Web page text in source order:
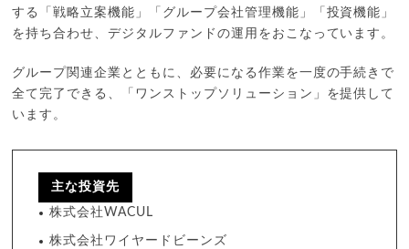
する「戦略立案機能」「グループ会社管理機能」「投資機能」
を持ち合わせ、デジタルファンドの運用をおこなっています。
グループ関連企業とともに、必要になる作業を一度の手続きで
全て完了できる、「ワンストップソリューション」を提供して
います。
主な投資先
株式会社WACUL
株式会社ワイヤードビーンズ